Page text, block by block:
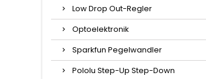
Low Drop Out-Regler
Optoelektronik
Sparkfun Pegelwandler
Pololu Step-Up Step-Down